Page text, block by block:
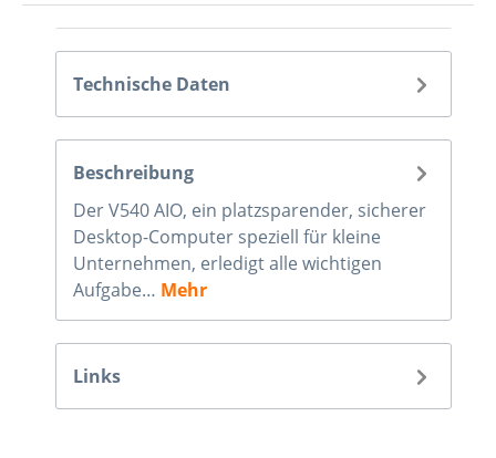
Technische Daten
Beschreibung
Der V540 AIO, ein platzsparender, sicherer
Desktop-Computer speziell für kleine
Unternehmen, erledigt alle wichtigen
Aufgabe… Mehr
Links